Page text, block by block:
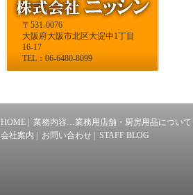
〒531-0076
大阪府大阪市北区大淀中1丁目
16-17
TEL：06-6480-8099
HOME 業務内容…業務用店舗・厨房用品について
会社案内
お問い合わせ STAFF BLOG